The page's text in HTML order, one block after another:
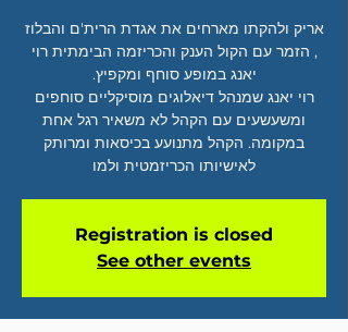
אריק ולהקתו מארחים את אגדת הרית'ם והבלוז
, הזמר עם הקול הענק והכריזמה הבימתית רוי
רוי יאנג שמנהל דיאלוגים מוסיקליים סוחפים
ומשעשעים עם הקהל לא משאיר רגל אחת
במקומה. הקהל מתנועע בכיסאות ומרותק
לאישיותו הכריזמטית ולמו
Registration is closed
See other events